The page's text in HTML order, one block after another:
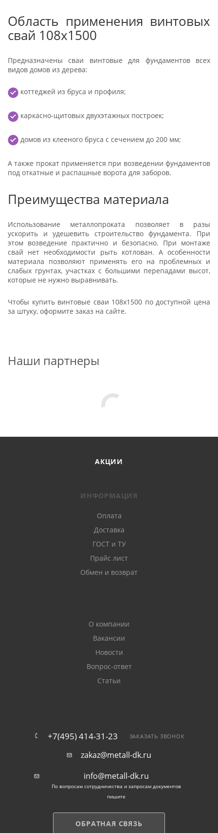
Область применения винтовых
свай 108x1500
Предназначены сваи винтовые для фундаментов всех
видов домов из дерева:
коттеджей из бруса и профиля;
каркасно-щитовых двухэтажных построек;
домов из клееного бруса с сечением до 200 мм;
А также прокат применяется при возведении фундаментов
под откатные и распашные ворота для заборов.
Преимущества материала
Использование металлопроката позволяет в разы
ускорить и удешевить строительство фундамента. При
этом возведение практично и безопасно. При монтаже
свай нет необходимости рыть котлован. А особенности
материала позволяют применять его на проблемных и
слабых грунтах, участках с большими перепадами высот,
которые не нужно выравнивать.
Чтобы купить винтовые сваи 108x1500 по доступной цена
за штуку, оформите заказ на сайте.
Наши партнеры
АКЦИИ
ИНФОРМАЦИЯ
Оплата
Доставка
ГОСТ и ТУ
Прайс лист
Обмен и возврат
О компании
Вакансии
Новости
Вопрос-ответ
Статьи
+7(495) 414-31-23 ЗАКАЗАТЬ ЗВОНОК
zakaz@metall-dk.ru
info@metall-dk.ru
По вопросам сотрудничества и запросам документов
пишите
ОБРАТНАЯ СВЯЗЬ